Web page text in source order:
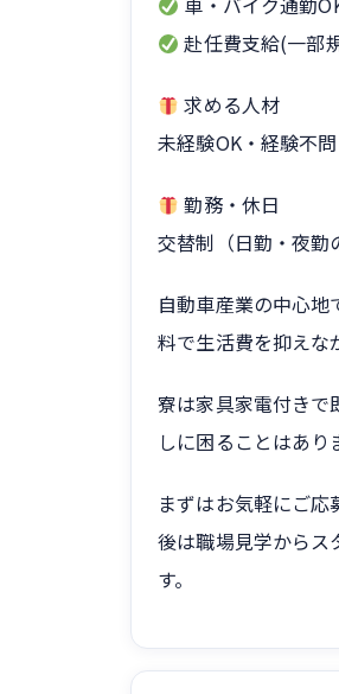
赴任費支給(一部
求める人材
未経験OK・経験不
勤務・休日
交替制（日勤・夜勤
自動車産業の中心
料で生活費を抑えな
寮は家具家電付きで
しに困ることはあり
まずはお気軽にご
後は職場見学からス
す。